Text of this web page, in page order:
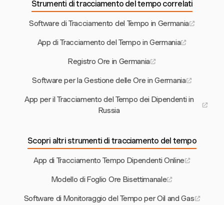
Strumenti di tracciamento del tempo correlati
Software di Tracciamento del Tempo in Germania
App di Tracciamento del Tempo in Germania
Registro Ore in Germania
Software per la Gestione delle Ore in Germania
App per il Tracciamento del Tempo dei Dipendenti in
Russia
Scopri altri strumenti di tracciamento del tempo
App di Tracciamento Tempo Dipendenti Online
Modello di Foglio Ore Bisettimanale
Software di Monitoraggio del Tempo per Oil and Gas